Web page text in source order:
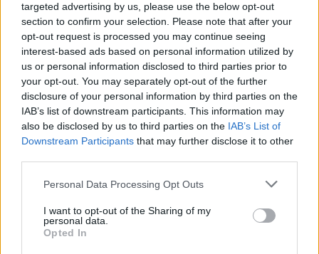
targeted advertising by us, please use the below opt-out
section to confirm your selection. Please note that after your
opt-out request is processed you may continue seeing
interest-based ads based on personal information utilized by
us or personal information disclosed to third parties prior to
your opt-out. You may separately opt-out of the further
disclosure of your personal information by third parties on the
IAB’s list of downstream participants. This information may
also be disclosed by us to third parties on the IAB’s List of
Downstream Participants that may further disclose it to other
Please note that this website/app uses one or more Google
not limited to your visit or usage behaviour. You may click to
grant or deny consent to Google and its third-party tags to
use your data for below specified purposes in below Google
Personal Data Processing Opt Outs
I want to opt-out of the Sharing of my
personal data.
Opted In
november 10-én téli munkarendre váltottak,
szakembereik 0–24-ben rendelkezésre
állnak;
feltöltötték a sótárolókat, ami azt jelenti,
hogy országosan, kezdőkészleten 110 ezer
tonna só és 2,5 millió liter kálcium-klorid
bevethető munkagépre a hóekéket és a
sószóró adaptereket;